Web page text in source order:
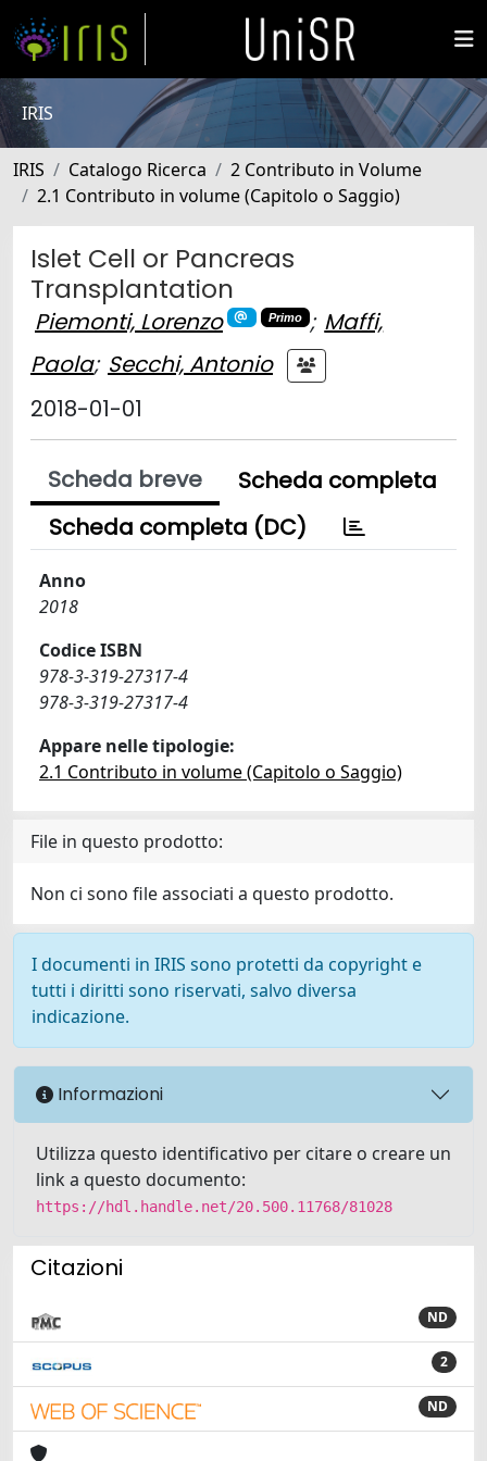
IRIS
IRIS Catalogo Ricerca
2 Contributo in Volume
2.1 Contributo in volume (Capitolo o Saggio)
Islet Cell or Pancreas
Transplantation
Piemonti, Lorenzo Primo ; Maffi,
Paola; Secchi, Antonio
2018-01-01
Scheda breve
Scheda completa
Scheda completa (DC)
Anno
2018
Codice ISBN
978-3-319-27317-4
978-3-319-27317-4
Appare nelle tipologie:
2.1 Contributo in volume (Capitolo o Saggio)
File in questo prodotto:
Non ci sono file associati a questo prodotto.
I documenti in IRIS sono protetti da copyright e
tutti i diritti sono riservati, salvo diversa
indicazione.
Informazioni
Utilizza questo identificativo per citare o creare un
link a questo documento:
https://hdl.handle.net/20.500.11768/81028
Citazioni
ND
2
ND